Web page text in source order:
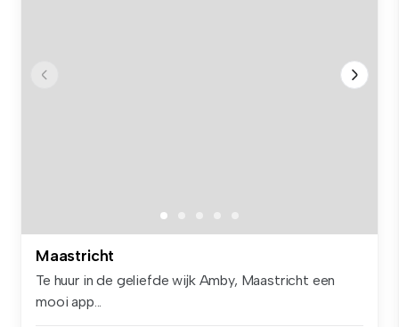
Maastricht
Te huur in de geliefde wijk Amby, Maastricht een
mooi app...